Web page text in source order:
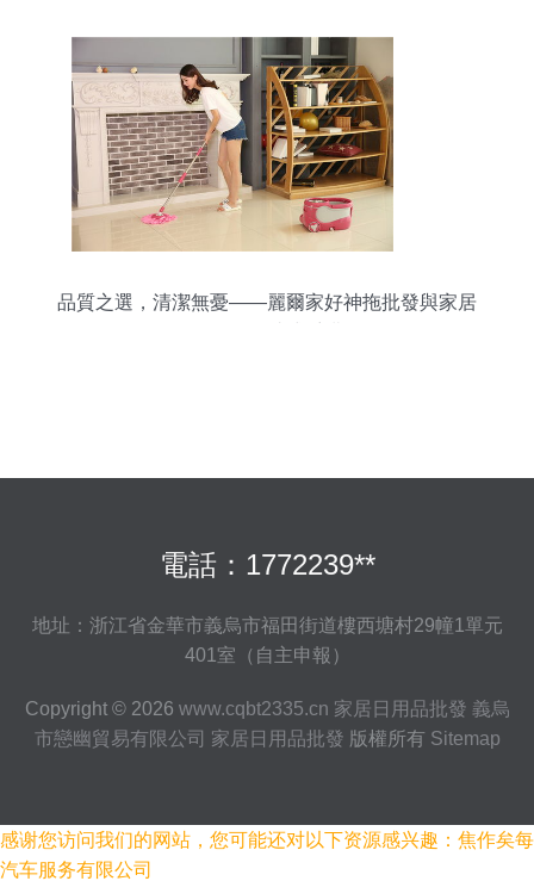
品質之選，清潔無憂——麗爾家好神拖批發與家居
電話：1772239**
地址：浙江省金華市義烏市福田街道樓西塘村29幢1單元
401室（自主申報）
Copyright © 2026 www.cqbt2335.cn 家居日用品批發 義烏
市戀幽貿易有限公司 家居日用品批發 版權所有 Sitemap
感谢您访问我们的网站，您可能还对以下资源感兴趣：焦作矣每
汽车服务有限公司